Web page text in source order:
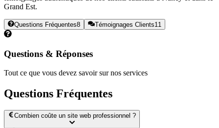
Grand Est.
Questions Fréquentes8 Témoignages Clients11
Questions & Réponses
Tout ce que vous devez savoir sur nos services
Questions Fréquentes
Combien coûte un site web professionnel ?